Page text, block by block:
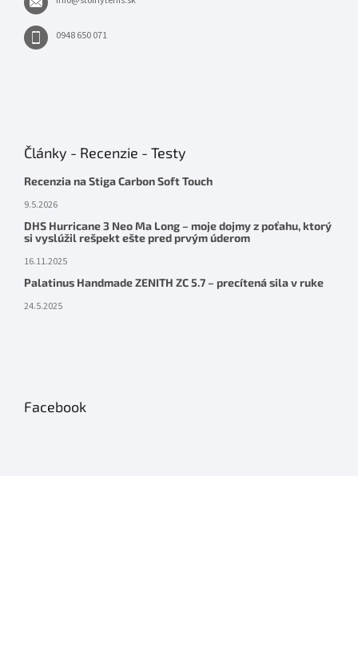
0948 650 071
Články - Recenzie - Testy
Recenzia na Stiga Carbon Soft Touch
9.5.2026
DHS Hurricane 3 Neo Ma Long – moje dojmy z poťahu, ktorý
si vyslúžil rešpekt ešte pred prvým úderom
16.11.2025
Palatinus Handmade ZENITH ZC 5.7 – precítená sila v ruke
24.5.2025
Facebook